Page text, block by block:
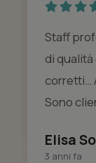
Staff
di
corretti…
Sono
Elisa
3 anni fa